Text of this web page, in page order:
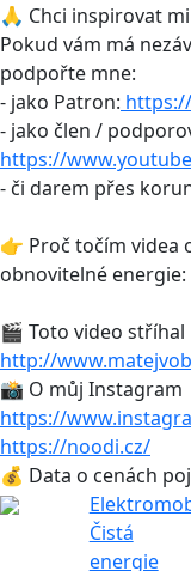
🙏 Chci inspirovat
Pokud vám má
podpořte mne:
- jako Patron:
- jako člen /
https://
- či darem přes
👉 Proč točím videa
obnovitelné energie:
🎬 Toto video
http://
📸 O můj Instagram
https://
https://noodi.cz/
💰 Data o cenách
Čistá
energie